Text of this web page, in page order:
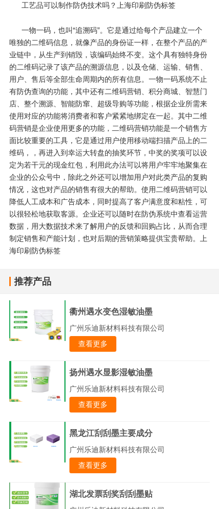
工艺品可以制作防伪技术吗？上海印刷防伪标签
一物一码，也叫“追溯码”。它是通过给每个产品建立一个
唯独的二维码信息，就像产品的身份证一样，在整个产品的产
业链中，从生产到销毁，该编码始终不变。这个具有独特身份
的二维码记录了该产品的溯源信息，以及仓储、运输、销售、
用户、售后等全部生命周期内的所有信息。一物一码系统不止
有防伪查询的功能，其中还有二维码营销、积分商城、智慧门
店、整个溯源、智能防窜、超级导购等功能，根据企业所需来
使用对应的功能将消费者和客户紧紧地绑定在一起。其中二维
码营销是企业使用更多的功能，二维码营销功能是一个销售方
面比较重要的工具，它是通过用户使用移动端扫描产品上的二
维码，，再进入到幸运大转盘的抽奖环节，中奖的奖项可以设
定为若干元的现金红包，利用此办法可以将用户牢牢地聚集在
企业的公众号中，除此之外还可以增加用户对此类产品的复购
情况，这也对产品的销售有很大的帮助。使用二维码营销可以
降低人工成本和广告成本，同时提高了客户满意度和粘性，可
以很轻松地获取客源。企业还可以随时在防伪系统中查看运营
数据，用大数据技术来了解用户的反馈和回购占比，从而合理
制定销售和产能计划，也对后期的营销策略提供宝贵帮助。上
海印刷防伪标签
推荐产品
衢州遇水变色湿敏油墨
广州乐迪新材料科技有限公司
查看更多
扬州遇水显影湿敏油墨
广州乐迪新材料科技有限公司
查看更多
黑龙江刮刮墨主要成分
广州乐迪新材料科技有限公司
查看更多
湖北发票刮奖刮刮墨贴